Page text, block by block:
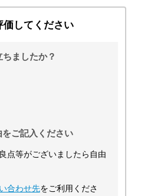
価してください
ましたか？
ご記入ください
点等がございましたら自由
合わせ先をご利用くださ